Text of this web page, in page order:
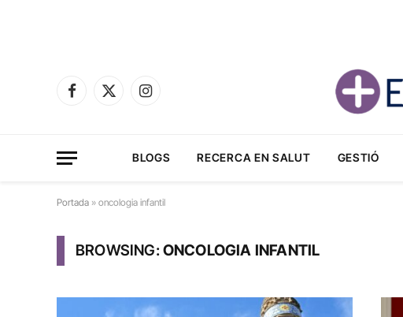
Facebook
X
Instagram
BLOGS RECERCA EN SALUT GESTIÓ
Portada » oncologia infantil
BROWSING:ONCOLOGIA INFANTIL